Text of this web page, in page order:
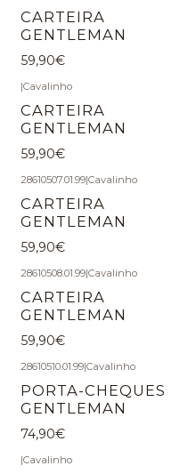
CARTEIRA
GENTLEMAN
59,90€
|Cavalinho
CARTEIRA
GENTLEMAN
59,90€
28610507.01.99|Cavalinho
CARTEIRA
GENTLEMAN
59,90€
28610508.01.99|Cavalinho
CARTEIRA
GENTLEMAN
59,90€
28610510.01.99|Cavalinho
PORTA-CHEQUES
GENTLEMAN
74,90€
|Cavalinho